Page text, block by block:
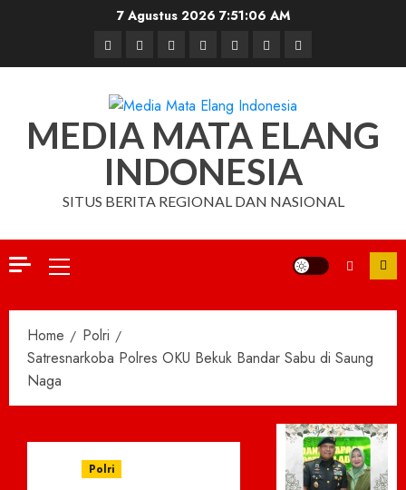
7 Agustus 20267:51:07 AM
BerandaNasionalDaerahHukum
dan
Kriminal
Pendidikan
Box
Redaksi
Iklan
MEDIA MATA ELANG
INDONESIA
SITUS BERITA REGIONAL DAN NASIONAL
Primary
Home
Polri
Satresnarkoba Polres OKU Bekuk Bandar Sabu di Saung
Naga
Polri